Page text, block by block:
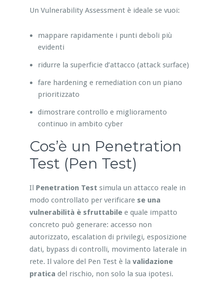
Un Vulnerability Assessment è ideale se vuoi:
mappare rapidamente i punti deboli più
evidenti
ridurre la superficie d’attacco (attack surface)
fare hardening e remediation con un piano
prioritizzato
dimostrare controllo e miglioramento
continuo in ambito cyber
Cos’è un Penetration
Test (Pen Test)
Il Penetration Test simula un attacco reale in
modo controllato per verificare se una
vulnerabilità è sfruttabilee quale impatto
concreto può generare: accesso non
autorizzato, escalation di privilegi, esposizione
dati, bypass di controlli, movimento laterale in
rete. Il valore del Pen Test è la validazione
pratica del rischio, non solo la sua ipotesi.